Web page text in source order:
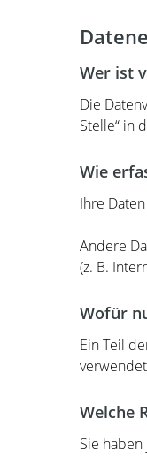
Wer ist
Die
Stelle“ in
Wie
Ihre
Andere
(z. B.
Wofür
Ein Teil
Welche
Sie